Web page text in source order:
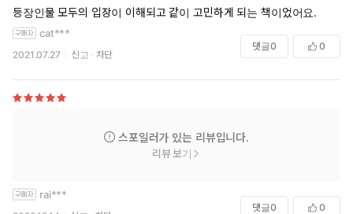
등장인물 모두의 입장이 이해되고 같이 고민하게 되는 책이었어요.
cat***
2021.07.27 신고 차단
댓글0 0
스포일러가 있는 리뷰입니다.
리뷰 보기
rai***
댓글0 0